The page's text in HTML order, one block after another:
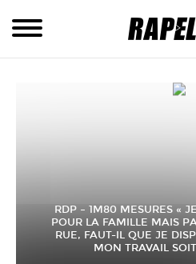
RDP – 1M80 MESURES «
POUR LA FAMILLE MAIS
RUE, FAUT-IL QUE JE
MON TRAVAIL